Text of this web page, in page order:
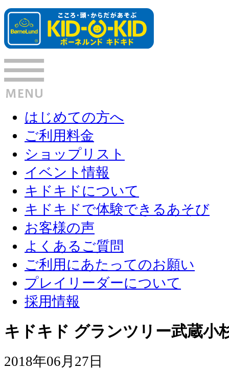
はじめての方へ
ご利用料金
ショップリスト
イベント情報
キドキドについて
キドキドで体験できるあそび
お客様の声
よくあるご質問
ご利用にあたってのお願い
プレイリーダーについて
採用情報
キドキド グランツリー武蔵小
2018年06月27日